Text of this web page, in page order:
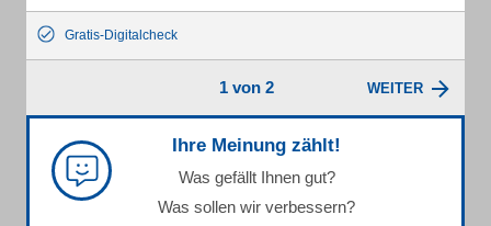
Gratis-Digitalcheck
1 von 2 WEITER
Ihre Meinung zählt!
Was gefällt Ihnen gut?
Was sollen wir verbessern?